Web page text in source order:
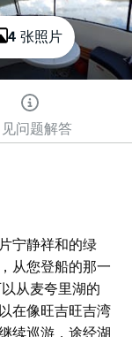
4 张照片
问题解答
宁静祥和的绿
从您登船的那一
从麦夸里湖的
在像旺吉旺吉湾
续巡游，途经湖